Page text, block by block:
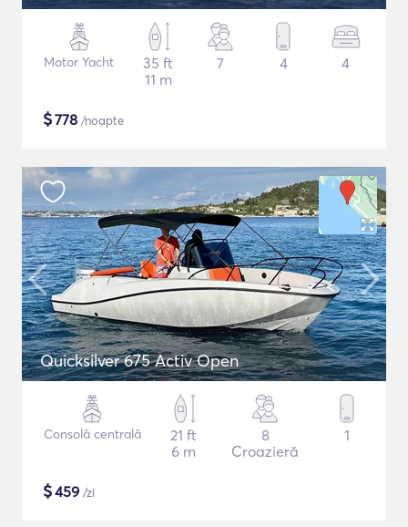
Motor Yacht
35 ft
11 m
7 4 4
$778 /noapte
Quicksilver 675 Activ Open
Consolă centrală
21 ft
6 m
8
Croazieră
1
$459 /zi